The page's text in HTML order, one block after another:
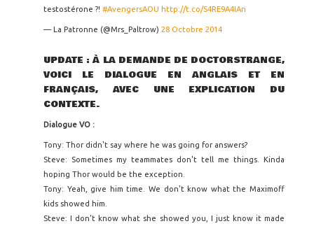
testostérone ?! #AvengersAOU http://t.co/S4RE9A4IAn
— La Patronne (@Mrs_Paltrow) 28 Octobre 2014
UPDATE : À LA DEMANDE DE DOCTORSTRANGE,
VOICI LE DIALOGUE EN ANGLAIS ET EN
FRANÇAIS, AVEC UNE EXPLICATION DU
CONTEXTE.
Dialogue VO :
Tony: Thor didn't say where he was going for answers?
Steve: Sometimes my teammates don't tell me things. Kinda
hoping Thor would be the exception.
Tony: Yeah, give him time. We don't know what the Maximoff
kids showed him.
Steve: I don't know what she showed you, I just know it made